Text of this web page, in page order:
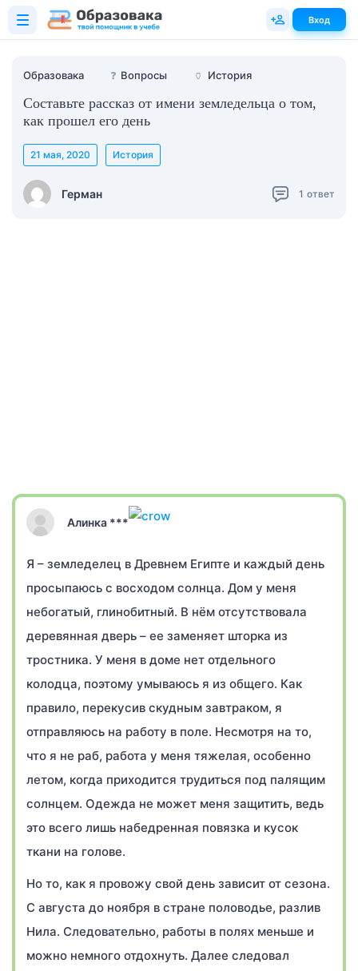
Образовака ❓ Вопросы 🏺 История
Составьте рассказ от имени земледельца о том,
как прошел его день
Герман
21 мая, 2020 История
1 ответ
Алинка ***
Я – земледелец в Древнем Египте и каждый день
просыпаюсь с восходом солнца. Дом у меня
небогатый, глинобитный. В нём отсутствовала
деревянная дверь – ее заменяет шторка из
тростника. У меня в доме нет отдельного
колодца, поэтому умываюсь я из общего. Как
правило, перекусив скудным завтраком, я
отправляюсь на работу в поле. Несмотря на то,
что я не раб, работа у меня тяжелая, особенно
летом, когда приходится трудиться под палящим
солнцем. Одежда не может меня защитить, ведь
это всего лишь набедренная повязка и кусок
ткани на голове.
Но то, как я провожу свой день зависит от сезона.
С августа до ноября в стране половодье, разлив
Нила. Следовательно, работы в полях меньше и
можно немного отдохнуть. Далее следовал
Вход